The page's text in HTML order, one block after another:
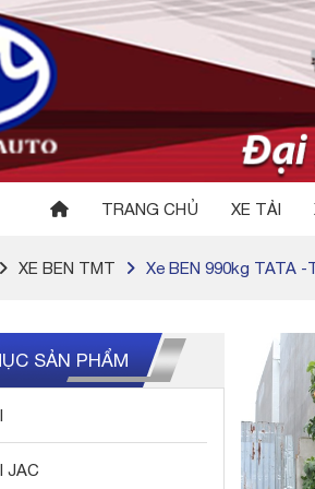
TRANG CHỦ XE TẢI
XE BEN TMT Xe BEN 990kg TATA -
SẢN PHẨM
JAC